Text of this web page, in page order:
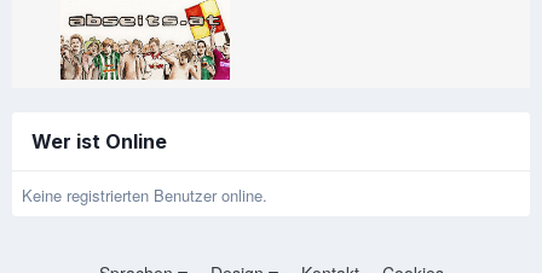
Wer ist Online
Keine registrierten Benutzer online.